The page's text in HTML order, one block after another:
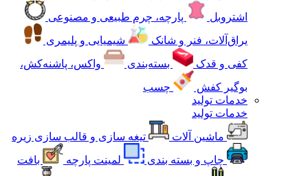
اشتروبل
پارچه، چرم طبیعی و مصنوعی
یراق‌آلات، فنر و شانک
شیمیایی و پلیمری
کفی و قدک
بسته‌بندی
واکس، پاشنه‌کش،
بوگیر کفش
چسب
خدمات تولید
خدمات تولید
ماشین آلات
تیغه سازی و قالب سازی زیره
چاپ و بسته بندی
لمینت پارچه
بافت